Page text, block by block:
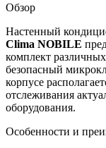
Обзор
Настенный
Clima NOBILE
комплект
безопасный
корпусе
отслеживания
оборудования.
Особенности и